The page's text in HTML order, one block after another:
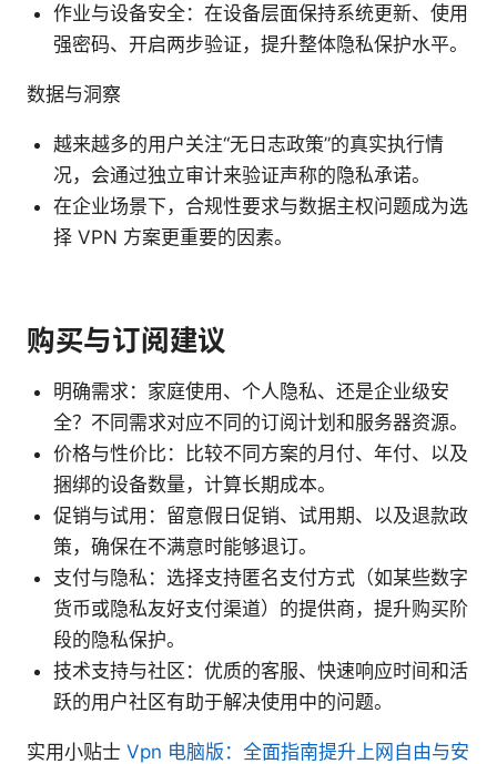
作业与设备安全：在设备层面保持系统更新、使用
强密码、开启两步验证，提升整体隐私保护水平。
数据与洞察
越来越多的用户关注“无日志政策”的真实执行情
况，会通过独立审计来验证声称的隐私承诺。
在企业场景下，合规性要求与数据主权问题成为选
择 VPN 方案更重要的因素。
购买与订阅建议
明确需求：家庭使用、个人隐私、还是企业级安
全？不同需求对应不同的订阅计划和服务器资源。
价格与性价比：比较不同方案的月付、年付、以及
捆绑的设备数量，计算长期成本。
促销与试用：留意假日促销、试用期、以及退款政
策，确保在不满意时能够退订。
支付与隐私：选择支持匿名支付方式（如某些数字
货币或隐私友好支付渠道）的提供商，提升购买阶
段的隐私保护。
技术支持与社区：优质的客服、快速响应时间和活
跃的用户社区有助于解决使用中的问题。
实用小贴士 Vpn 电脑版：全面指南提升上网自由与安